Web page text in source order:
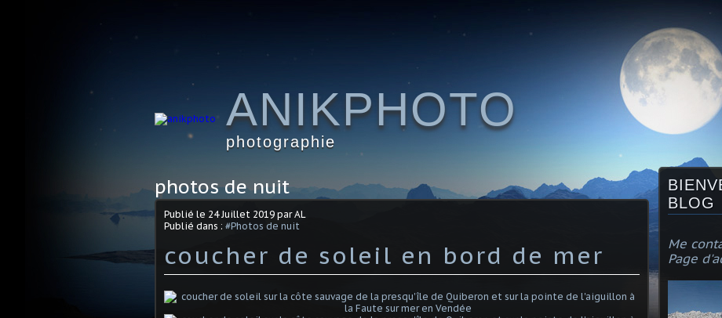
ANIKPHOTO
photographie
photos de nuit
Publié le 24 Juillet 2019 par AL
Publié dans : #Photos de nuit
coucher de soleil en bord de mer
BLOG
Me
Page